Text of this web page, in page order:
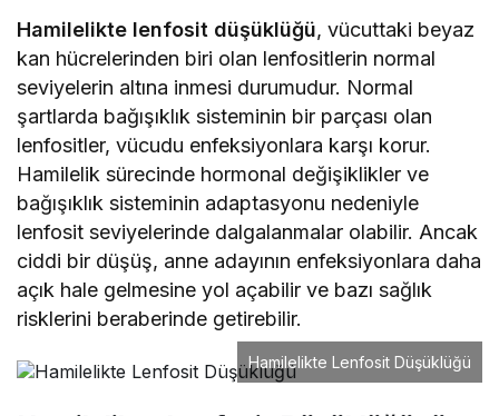
Hamilelikte lenfosit düşüklüğü, vücuttaki beyaz
kan hücrelerinden biri olan lenfositlerin normal
seviyelerin altına inmesi durumudur. Normal
şartlarda bağışıklık sisteminin bir parçası olan
lenfositler, vücudu enfeksiyonlara karşı korur.
Hamilelik sürecinde hormonal değişiklikler ve
bağışıklık sisteminin adaptasyonu nedeniyle
lenfosit seviyelerinde dalgalanmalar olabilir. Ancak
ciddi bir düşüş, anne adayının enfeksiyonlara daha
açık hale gelmesine yol açabilir ve bazı sağlık
risklerini beraberinde getirebilir.
Hamilelikte Lenfosit Düşüklüğü